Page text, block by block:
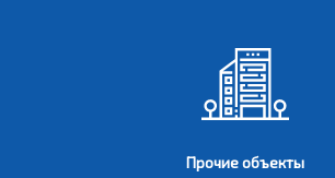
Прочие объекты